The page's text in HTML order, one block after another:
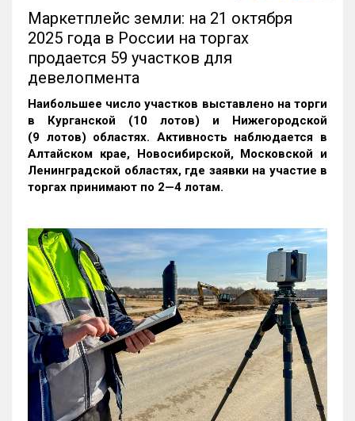
Маркетплейс земли: на 21 октября
2025 года в России на торгах
продается 59 участков для
девелопмента
Наибольшее число участков выставлено на торги
в Курганской (10 лотов) и Нижегородской
(9 лотов) областях. Активность наблюдается в
Алтайском крае, Новосибирской, Московской и
Ленинградской областях, где заявки на участие в
торгах принимают по 2—4 лотам.